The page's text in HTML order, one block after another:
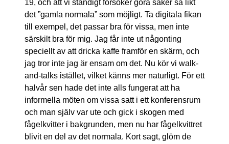
19, och att vi ständigt försöker göra saker så likt
det ”gamla normala” som möjligt. Ta digitala fikan
till exempel, det passar bra för vissa, men inte
särskilt bra för mig. Jag får inte ut någonting
speciellt av att dricka kaffe framför en skärm, och
jag tror inte jag är ensam om det. Nu kör vi walk-
and-talks istället, vilket känns mer naturligt. För ett
halvår sen hade det inte alls fungerat att ha
informella möten om vissa satt i ett konferensrum
och man själv var ute och gick i skogen med
fågelkvitter i bakgrunden, men nu har fågelkvittret
blivit en del av det normala. Kort sagt, glöm de